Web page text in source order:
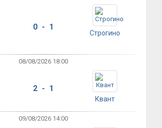
0 - 1
Строгино
08/08/2026 18:00
2 - 1
Квант
09/08/2026 14:00